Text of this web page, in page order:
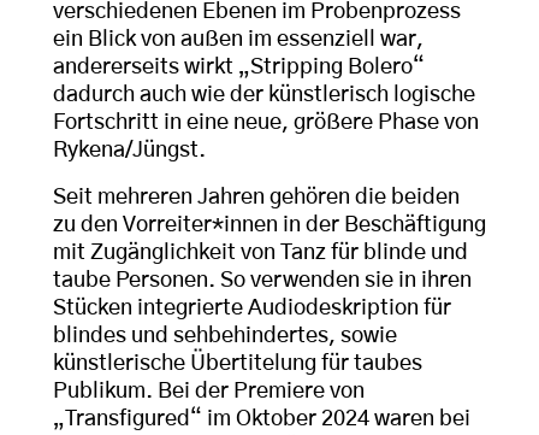
verschiedenen Ebenen im Probenprozess
ein Blick von außen im essenziell war,
andererseits wirkt „Stripping Bolero“
dadurch auch wie der künstlerisch logische
Fortschritt in eine neue, größere Phase von
Rykena/Jüngst.
Seit mehreren Jahren gehören die beiden
zu den Vorreiter*innen in der Beschäftigung
mit Zugänglichkeit von Tanz für blinde und
taube Personen. So verwenden sie in ihren
Stücken integrierte Audiodeskription für
blindes und sehbehindertes, sowie
künstlerische Übertitelung für taubes
Publikum. Bei der Premiere von
„Transfigured“ im Oktober 2024 waren bei